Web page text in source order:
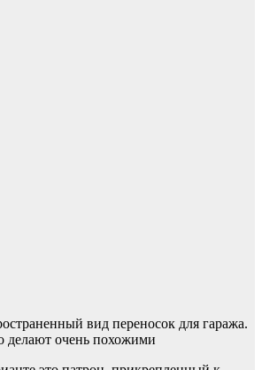
вид переносок для гаража.
делают очень похожими